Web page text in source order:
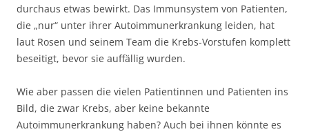
durchaus etwas bewirkt. Das Immunsystem von Patienten,
die „nur“ unter ihrer Autoimmunerkrankung leiden, hat
laut Rosen und seinem Team die Krebs-Vorstufen komplett
beseitigt, bevor sie auffällig wurden.
Wie aber passen die vielen Patientinnen und Patienten ins
Bild, die zwar Krebs, aber keine bekannte
Autoimmunerkrankung haben? Auch bei ihnen könnte es